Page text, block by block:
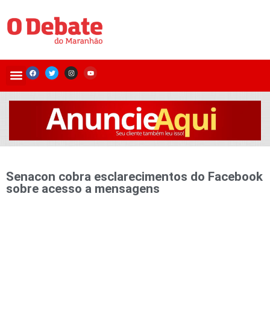
Senacon cobra esclarecimentos do Facebook
sobre acesso a mensagens